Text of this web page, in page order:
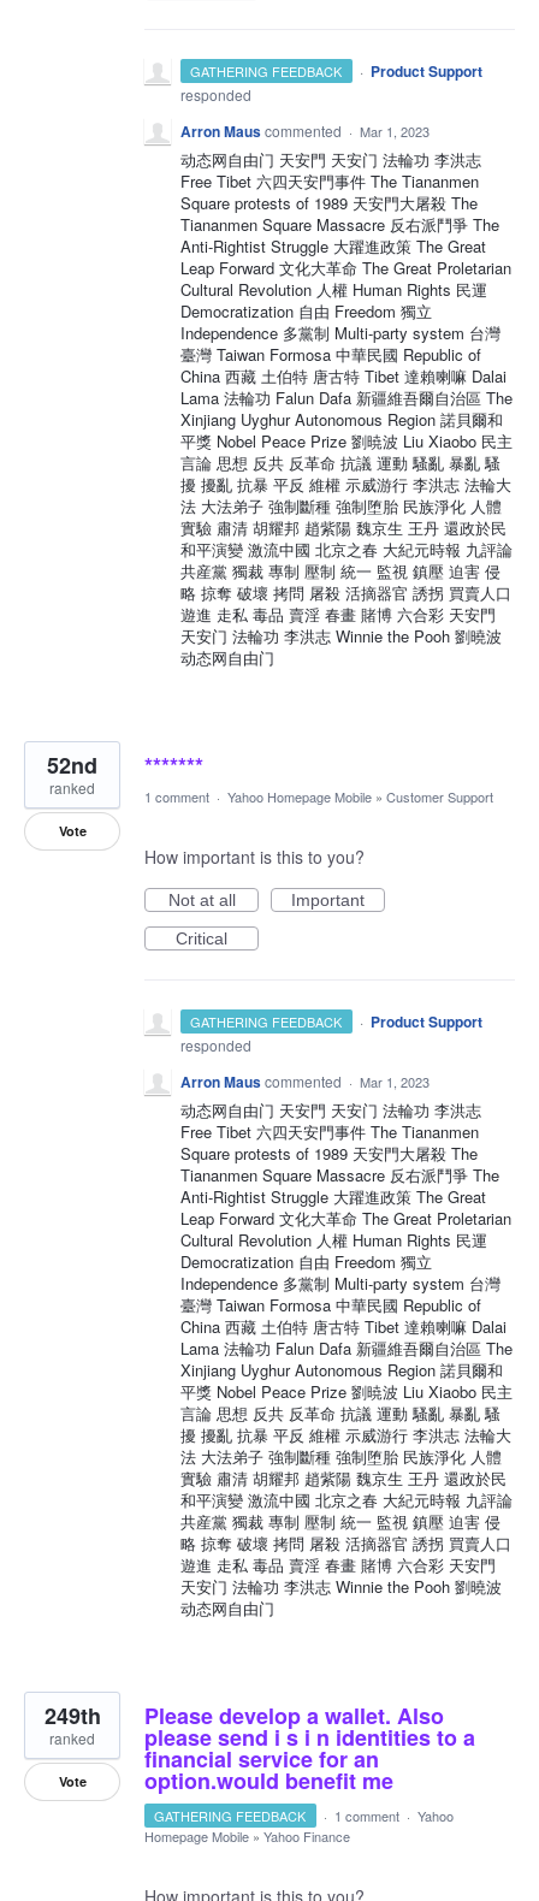
GATHERING FEEDBACK · Product Support
responded
Arron Mauscommented · Mar 1, 2023
动态网自由门 天安門 天安门 法輪功 李洪志
Free Tibet 六四天安門事件 The Tiananmen
Square protests of 1989 天安門大屠殺 The
Tiananmen Square Massacre 反右派鬥爭 The
Anti-Rightist Struggle 大躍進政策 The Great
Leap Forward 文化大革命 The Great Proletarian
Cultural Revolution 人權 Human Rights 民運
Democratization 自由 Freedom 獨立
Independence 多黨制 Multi-party system 台灣
臺灣 Taiwan Formosa 中華民國 Republic of
China 西藏 土伯特 唐古特 Tibet 達賴喇嘛 Dalai
Lama 法輪功 Falun Dafa 新疆維吾爾自治區 The
Xinjiang Uyghur Autonomous Region 諾貝爾和
平獎 Nobel Peace Prize 劉暁波 Liu Xiaobo 民主
言論 思想 反共 反革命 抗議 運動 騷亂 暴亂 騷
擾 擾亂 抗暴 平反 維權 示威游行 李洪志 法輪大
法 大法弟子 強制斷種 強制堕胎 民族淨化 人體
實驗 肅清 胡耀邦 趙紫陽 魏京生 王丹 還政於民
和平演變 激流中國 北京之春 大紀元時報 九評論
共産黨 獨裁 專制 壓制 統一 監視 鎮壓 迫害 侵
略 掠奪 破壞 拷問 屠殺 活摘器官 誘拐 買賣人口
遊進 走私 毒品 賣淫 春畫 賭博 六合彩 天安門
天安门 法輪功 李洪志 Winnie the Pooh 劉曉波
动态网自由门
*******
52nd
ranked
Vote
1 comment · Yahoo Homepage Mobile » Customer Support
How important is this to you?
Not at all
Important
Critical
GATHERING FEEDBACK · Product Support
responded
Arron Mauscommented · Mar 1, 2023
动态网自由门 天安門 天安门 法輪功 李洪志
Free Tibet 六四天安門事件 The Tiananmen
Square protests of 1989 天安門大屠殺 The
Tiananmen Square Massacre 反右派鬥爭 The
Anti-Rightist Struggle 大躍進政策 The Great
Leap Forward 文化大革命 The Great Proletarian
Cultural Revolution 人權 Human Rights 民運
Democratization 自由 Freedom 獨立
Independence 多黨制 Multi-party system 台灣
臺灣 Taiwan Formosa 中華民國 Republic of
China 西藏 土伯特 唐古特 Tibet 達賴喇嘛 Dalai
Lama 法輪功 Falun Dafa 新疆維吾爾自治區 The
Xinjiang Uyghur Autonomous Region 諾貝爾和
平獎 Nobel Peace Prize 劉暁波 Liu Xiaobo 民主
言論 思想 反共 反革命 抗議 運動 騷亂 暴亂 騷
擾 擾亂 抗暴 平反 維權 示威游行 李洪志 法輪大
法 大法弟子 強制斷種 強制堕胎 民族淨化 人體
實驗 肅清 胡耀邦 趙紫陽 魏京生 王丹 還政於民
和平演變 激流中國 北京之春 大紀元時報 九評論
共産黨 獨裁 專制 壓制 統一 監視 鎮壓 迫害 侵
略 掠奪 破壞 拷問 屠殺 活摘器官 誘拐 買賣人口
遊進 走私 毒品 賣淫 春畫 賭博 六合彩 天安門
天安门 法輪功 李洪志 Winnie the Pooh 劉曉波
动态网自由门
Please develop a wallet. Also
please send i s i n identities to a
financial service for an
option.would benefit me
249th
ranked
Vote
GATHERING FEEDBACK · 1 comment · Yahoo
Homepage Mobile » Yahoo Finance